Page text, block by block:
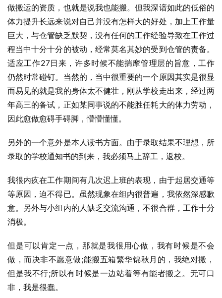
做搬运的资质，也就是说我也能搬。但我深谙如此的低俗的
体力提升长远来说对自己并没有怎样大的好处，加上工作量
巨大，与仓管缺乏默契，没有任何的工作经验导致在工作过
程当中十分十分的被动，经常莫名其妙的受到仓管的责备。
适应工作27日来，许多时候不能揣摩管理层的旨意，工作
仍然时常碰钉。当然的，当中很重要的一个原因其实是很显
而易见的就是我的身体太不健壮，刚从学校走出来，经过两
年高三的备试，正如某同事说的不能胜任耗大的体力劳动，
因此愈做愈碍手碍脚，懵懵懂懂。
另外的一个意外是本人读书方面。由于录取结果不理想，所
录取的学校通知书的到来，我必须马上辞工，返校。
我很内疚在工作期间有几次迟上班的表现，由于起居交通等
等原因，迫不得已。虽然现象在组内很普遍，我依然深感歉
意。另外与小组内的人缺乏交流沟通，不很合群，工作十分
消极。
但是可以肯定一点，那就是我很用心做，我有时候是不会
做，而决非不愿意做;能搬五箱繁华锦秋月的，我绝对搬，
但是我不行;所以有时候是一边站着等有能者搬之。无可口
非，我是很蠢。